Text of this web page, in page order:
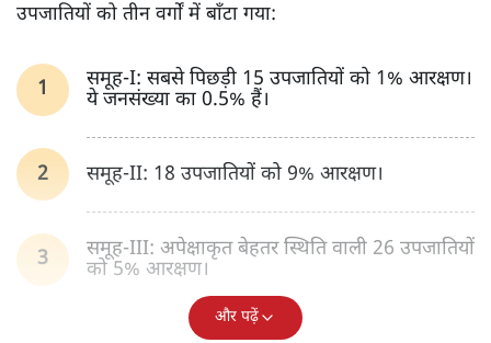
उपजातियों को तीन वर्गों में बाँटा गया:
समूह-I: सबसे पिछड़ी 15 उपजातियों को 1% आरक्षण।
ये जनसंख्या का 0.5% हैं।
समूह-II: 18 उपजातियों को 9% आरक्षण।
समूह-III: अपेक्षाकृत बेहतर स्थिति वाली 26 उपजातियों
को 5% आरक्षण।
और पढ़ें